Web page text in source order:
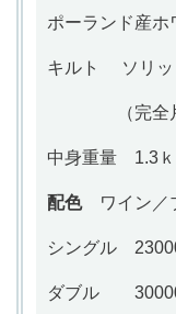
ポーランド産ホ
キルト ソリ
（完全片寄
中身重量 1.3
配色 ワイン／
シングル
ダブル